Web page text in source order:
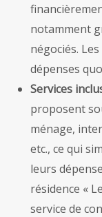
notamment
négociés.
dépenses
Services
proposent
ménage,
etc., ce qui
leurs
résidence «
service de